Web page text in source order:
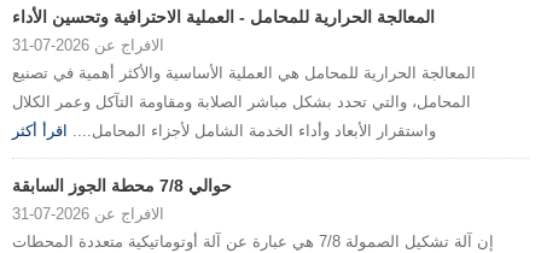
المعالجة الحرارية للمحامل - العملية الاحترافية وتحسين الأداء
الافراج عن 2026-07-31
المعالجة الحرارية للمحامل هي العملية الأساسية والأكثر أهمية في تصنيع
المحامل، والتي تحدد بشكل مباشر الصلابة ومقاومة التآكل وعمر الكلال
واستقرار الأبعاد وأداء الخدمة الشامل لأجزاء المحامل.... اقرأ أكثر
حوالي 7/8 محطة الجوز السابقة
الافراج عن 2026-07-31
إن آلة تشكيل الصمولة 7/8 هي عبارة عن آلة أوتوماتيكية متعددة المحطات